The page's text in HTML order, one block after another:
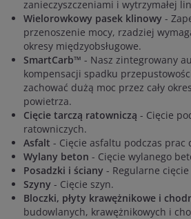
zanieczyszczeniami i wytrzymałej
Wielorowkowy pasek klinowy -
przenoszenie mocy, rzadziej
okresy międzyobsługowe.
SmartCarb™ - Nasz zintegrowany
kompensacji spadku
zachować dużą moc przez cały
powietrza.
Cięcie tarczą ratowniczą - Cięcie
ratowniczych.
Asfalt - Cięcie asfaltu podczas prac
Wylany beton - Cięcie wylanego
Posadzki i ściany - Regularne
Szyny - Cięcie szyn.
Bloczki, płyty krawężnikowe i
budowlanych, krawężnikowych i